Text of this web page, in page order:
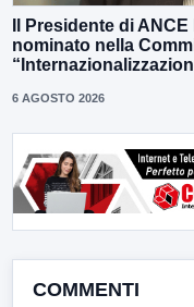
Il Presidente di
nominato nella
6 AGOSTO 2026
COMMENTI